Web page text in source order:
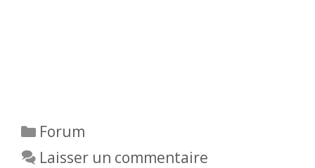
Catégories
Forum
Laisser un commentaire